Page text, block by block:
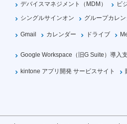
デバイスマネジメント（MDM）
ビ
シングルサインオン
グループカレ
Gmail カレンダー ドライブ
Google Workspace（旧G Suite）導入
kintone アプリ開発 サービスサイト